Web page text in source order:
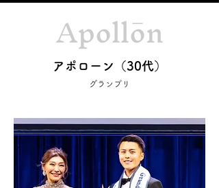
Apollōn
アポローン（30代）
グランプリ